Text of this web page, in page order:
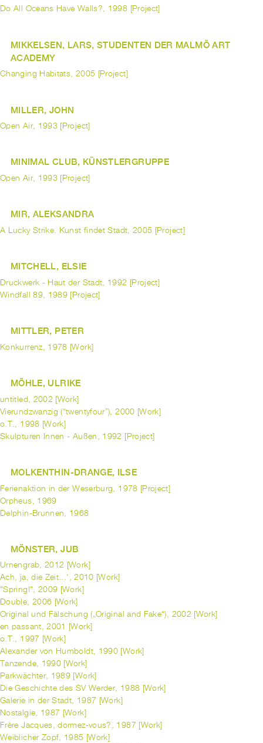
Do All Oceans Have Walls?, 1998 [Project]
MIKKELSEN, LARS, STUDENTEN DER MALMÖ ART
ACADEMY
Changing Habitats, 2005 [Project]
MILLER, JOHN
Open Air, 1993 [Project]
MINIMAL CLUB, KÜNSTLERGRUPPE
Open Air, 1993 [Project]
MIR, ALEKSANDRA
A Lucky Strike. Kunst findet Stadt, 2005 [Project]
MITCHELL, ELSIE
Druckwerk - Haut der Stadt, 1992 [Project]
Windfall 89, 1989 [Project]
MITTLER, PETER
Konkurrenz, 1978 [Work]
MÖHLE, ULRIKE
untitled, 2002 [Work]
Vierundzwanzig (“twentyfour”), 2000 [Work]
o.T., 1998 [Work]
Skulpturen Innen - Außen, 1992 [Project]
MOLKENTHIN-DRANGE, ILSE
Ferienaktion in der Weserburg, 1978 [Project]
Orpheus, 1969
Delphin-Brunnen, 1968
MÖNSTER, JUB
Urnengrab, 2012 [Work]
Ach, ja, die Zeit...', 2010 [Work]
"Spring!", 2009 [Work]
Double, 2006 [Work]
Original und Fälschung („Original and Fake“), 2002 [Work]
en passant, 2001 [Work]
o.T., 1997 [Work]
Alexander von Humboldt, 1990 [Work]
Tanzende, 1990 [Work]
Parkwächter, 1989 [Work]
Die Geschichte des SV Werder, 1988 [Work]
Galerie in der Stadt, 1987 [Work]
Nostalgie, 1987 [Work]
Frère Jacques, dormez-vous?, 1987 [Work]
Weiblicher Zopf, 1985 [Work]